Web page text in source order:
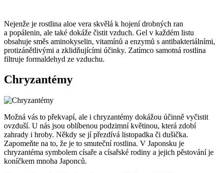
Nejenže je rostlina aloe vera skvělá k hojení drobných ran
a popálenin, ale také dokáže čistit vzduch. Gel v každém listu
obsahuje směs aminokyselin, vitamínů a enzymů s antibakteriálními,
protizánětlivými a zklidňujícími účinky. Zatímco samotná rostlina
filtruje formaldehyd ze vzduchu.
Chryzantémy
Možná vás to překvapí, ale i chryzantémy dokážou účinně vyčistit
ovzduší. U nás jsou oblíbenou podzimní květinou, která zdobí
zahrady i hroby. Někdy se jí přezdívá listopadka či dušička.
Zapomeňte na to, že je to smuteční rostlina. V Japonsku je
chryzantéma symbolem císaře a císařské rodiny a jejich pěstování je
koníčkem mnoha Japonců.